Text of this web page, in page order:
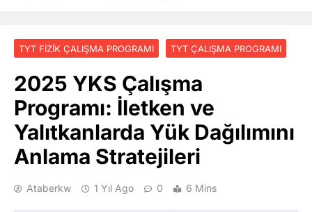
TYT FIZIK ÇALIŞMA PROGRAMI TYT ÇALIŞMA PROGRAMI
2025 YKS Çalışma
Programı: İletken ve
Yalıtkanlarda Yük Dağılımını
Anlama Stratejileri
Ataberkw 1 Yıl Ago 0 6 Mins